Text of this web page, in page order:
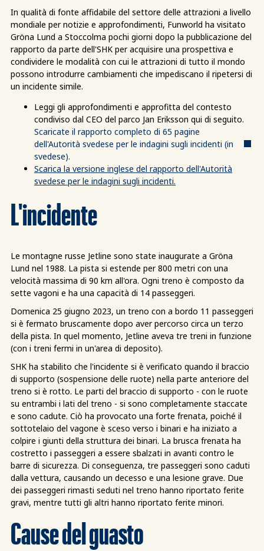
In qualità di fonte affidabile del settore delle attrazioni a livello
mondiale per notizie e approfondimenti, Funworld ha visitato
Gröna Lund a Stoccolma pochi giorni dopo la pubblicazione del
rapporto da parte dell'SHK per acquisire una prospettiva e
condividere le modalità con cui le attrazioni di tutto il mondo
possono introdurre cambiamenti che impediscano il ripetersi di
un incidente simile.
Leggi gli approfondimenti e approfitta del contesto
condiviso dal CEO del parco Jan Eriksson qui di seguito.
Scaricate il rapporto completo di 65 pagine
dell'Autorità svedese per le indagini sugli incidenti (in
svedese).
Scarica la versione inglese del rapporto dell'Autorità
svedese per le indagini sugli incidenti.
L'incidente
Le montagne russe Jetline sono state inaugurate a Gröna
Lund nel 1988. La pista si estende per 800 metri con una
velocità massima di 90 km all'ora. Ogni treno è composto da
sette vagoni e ha una capacità di 14 passeggeri.
Domenica 25 giugno 2023, un treno con a bordo 11 passeggeri
si è fermato bruscamente dopo aver percorso circa un terzo
della pista. In quel momento, Jetline aveva tre treni in funzione
(con i treni fermi in un'area di deposito).
SHK ha stabilito che l'incidente si è verificato quando il braccio
di supporto (sospensione delle ruote) nella parte anteriore del
treno si è rotto. Le parti del braccio di supporto - con le ruote
su entrambi i lati del treno - si sono completamente staccate
e sono cadute. Ciò ha provocato una forte frenata, poiché il
sottotelaio del vagone è sceso verso i binari e ha iniziato a
colpire i giunti della struttura dei binari. La brusca frenata ha
costretto i passeggeri a essere sbalzati in avanti contro le
barre di sicurezza. Di conseguenza, tre passeggeri sono caduti
dalla vettura, causando un decesso e una lesione grave. Due
dei passeggeri rimasti seduti nel treno hanno riportato ferite
gravi, mentre tutti gli altri hanno riportato ferite minori.
Cause del guasto